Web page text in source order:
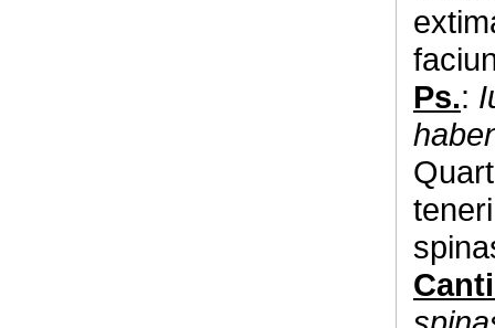
Ps.: